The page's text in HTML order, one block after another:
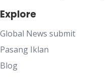
Explore
Global News submit
Pasang Iklan
Blog